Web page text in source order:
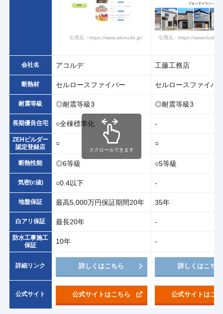
引用元：https://www.akorude.jp/ 引用元：https://
会社名 アコルデ 工藤工務店
断熱材 セルロースファイバー セルロースファイバ
耐震等級 ◎耐震等級3 ◎耐震等級3
長期優良住宅 ○全棟標準化 -
ZEHビルダー
認定登録店
○ ○
断熱性能 ◎6等級 ○5等級
気密(c値) ○0.4以下 -
地盤保証 最高5,000万円保証期間20年 35年
白アリ保証 最長20年 -
防水工事施工
保証
10年 -
詳細リンク 詳しくはこちら 詳しくはこちら
公式サイト 公式サイトはこちら 公式サイトはこ
スクロールできます